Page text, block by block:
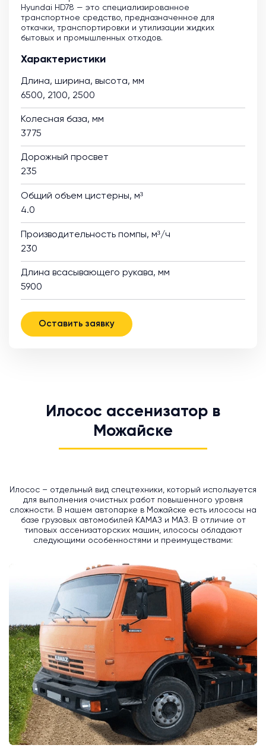
Hyundai HD78 — это специализированное
транспортное средство, предназначенное для
откачки, транспортировки и утилизации жидких
бытовых и промышленных отходов.
Характеристики
Длина, ширина, высота, мм
6500, 2100, 2500
Колесная база, мм
3775
Дорожный просвет
235
Общий объем цистерны, м³
4.0
Производительность помпы, м³/ч
230
Длина всасывающего рукава, мм
5900
Оставить заявку
Илосос ассенизатор в
Можайске
Илосос – отдельный вид спецтехники, который используется
для выполнения очистных работ повышенного уровня
сложности. В нашем автопарке в Можайске есть илососы на
базе грузовых автомобилей КАМАЗ и МАЗ. В отличие от
типовых ассенизаторских машин, илососы обладают
следующими особенностями и преимуществами: